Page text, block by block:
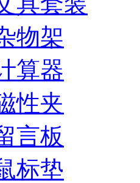
物架
算器
性夹
言板
标垫